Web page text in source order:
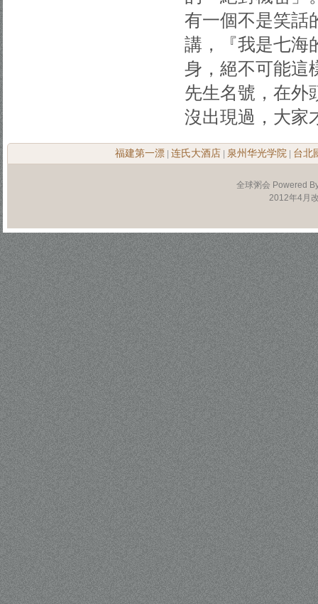
有一個不是笑話
講，『我是七海
身，絕不可能這
先生名號，在外
沒出現過，大家
福建第一漂 连氏大酒店 泉州华光学院 台北
全球粥会 Powered
2012年4月